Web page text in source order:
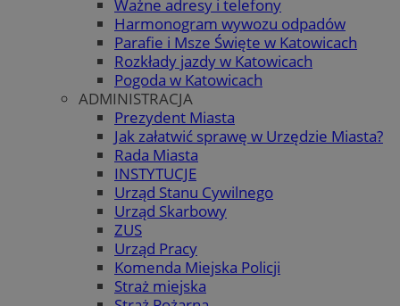
Ważne adresy i telefony
Harmonogram wywozu odpadów
Parafie i Msze Święte w Katowicach
Rozkłady jazdy w Katowicach
Pogoda w Katowicach
ADMINISTRACJA
Prezydent Miasta
Jak załatwić sprawę w Urzędzie Miasta?
Rada Miasta
INSTYTUCJE
Urząd Stanu Cywilnego
Urząd Skarbowy
ZUS
Urząd Pracy
Komenda Miejska Policji
Straż miejska